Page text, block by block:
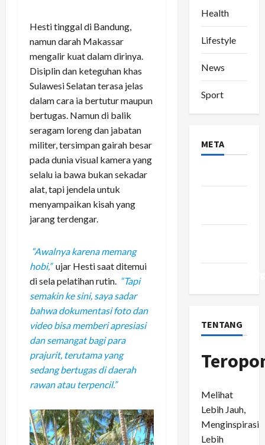
Hesti tinggal di Bandung,
namun darah Makassar
mengalir kuat dalam dirinya.
Disiplin dan keteguhan khas
Sulawesi Selatan terasa jelas
dalam cara ia bertutur maupun
bertugas. Namun di balik
seragam loreng dan jabatan
militer, tersimpan gairah besar
pada dunia visual kamera yang
selalu ia bawa bukan sekadar
alat, tapi jendela untuk
menyampaikan kisah yang
jarang terdengar.
“Awalnya karena memang
hobi,” ujar Hesti saat ditemui
di sela pelatihan rutin. “Tapi
semakin ke sini, saya sadar
bahwa dokumentasi foto dan
video bisa memberi apresiasi
dan semangat bagi para
prajurit, terutama yang
sedang bertugas di daerah
rawan atau terpencil.”
Health
Lifestyle
News
Sport
META
TENTANG
Melihat
Lebih Jauh,
Menginspirasi
Lebih